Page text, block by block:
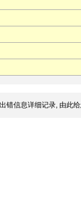
错信息详细记录, 由此